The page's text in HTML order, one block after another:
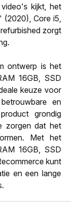
kijkt, het
Core i5,
zorgt
ontwerp is het
16GB, SSD
keuze voor
en
grondig
zorgen dat het
Met het
16GB, SSD
kunt
en een lange